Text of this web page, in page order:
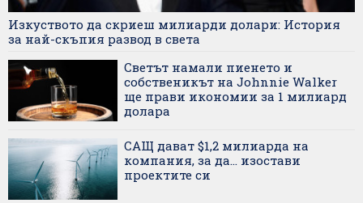
Изкуството да скриеш милиарди долари: История
за най-скъпия развод в света
Светът намали пиенето и
собственикът на Johnnie Walker
ще прави икономии за 1 милиард
долара
САЩ дават $1,2 милиарда на
компания, за да... изостави
проектите си